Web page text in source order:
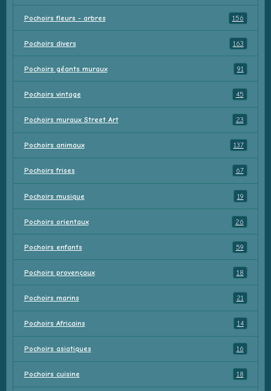
Pochoirs fleurs - arbres 156
Pochoirs divers 163
Pochoirs géants muraux 91
Pochoirs vintage 45
Pochoirs muraux Street Art 23
Pochoirs animaux 137
Pochoirs frises 67
Pochoirs musique 19
Pochoirs orientaux 26
Pochoirs enfants 59
Pochoirs provençaux 18
Pochoirs marins 21
Pochoirs Africains 14
Pochoirs asiatiques 16
Pochoirs cuisine 18